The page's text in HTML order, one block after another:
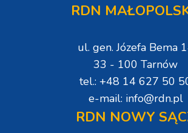
RDN
ul. gen. Józefa Bema
33 - 100 Tarnów
tel.: +48 14 627 50
e-mail: info@rdn.pl
RDN NOWY